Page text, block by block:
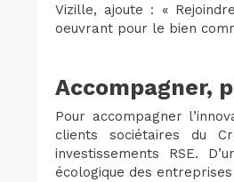
Vizille, ajoute : «
oeuvrant pour le bien
Accompagner,
Pour accompagner
clients sociétaires du
investissements RSE.
écologique des